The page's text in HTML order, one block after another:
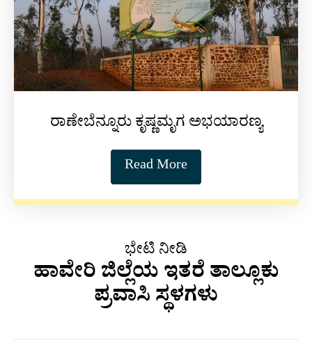
ರಾಣೇಬೆನ್ನೂರು ಕೃಷ್ಣಮೃಗ ಅಭಯಾರಣ್ಯ
Read More
ಭೇಟಿ ನೀಡಿ
ಹಾವೇರಿ ಜಿಲ್ಲೆಯ ಇತರೆ ತಾಲ್ಲೂಕು
ಪ್ರವಾಸಿ ಸ್ಥಳಗಳು